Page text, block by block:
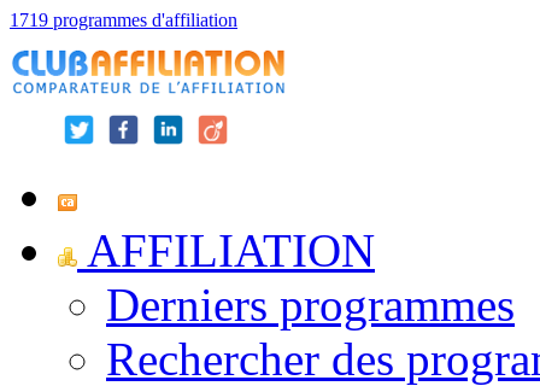
1719 programmes d'affiliation
AFFILIATION
Derniers programmes
Rechercher des